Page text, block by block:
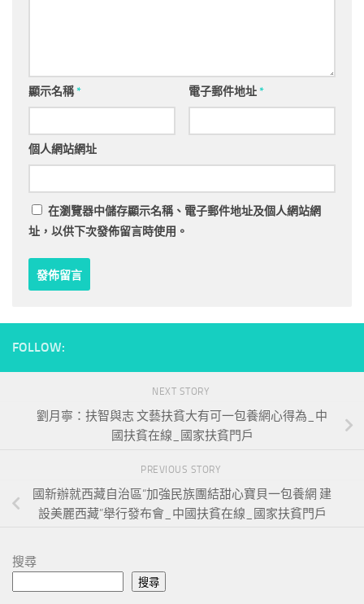
顯示名稱* 電子郵件地址*
個人網站網址
在瀏覽器中儲存顯示名稱、電子郵件地址及個人網站網
址，以供下次發佈留言時使用。
FOLLOW:
NEXT STORY
劉月寧：扶智與志 文藝扶貧大有可一包養網心得為_中
國扶貧在線_國家扶貧門戶
PREVIOUS STORY
國新辦就西藏自治區“加強民族團結甜心寶貝一包養網 建
設美麗西藏”舉行發布會_中國扶貧在線_國家扶貧門戶
搜尋
搜尋